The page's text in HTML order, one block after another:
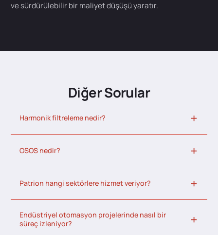
ve sürdürülebilir bir maliyet düşüşü yaratır.
Diğer Sorular
Harmonik filtreleme nedir?
OSOS nedir?
Patrion hangi sektörlere hizmet veriyor?
Endüstriyel otomasyon projelerinde nasıl bir
süreç izleniyor?